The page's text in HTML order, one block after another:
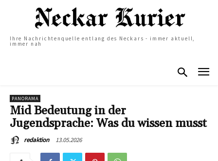
Ihre Nachrichtenquelle entlang des Neckars - immer aktuell,
immer nah
PANORAMA
Mid Bedeutung in der
Jugendsprache: Was du wissen musst
redaktion 13.05.2026